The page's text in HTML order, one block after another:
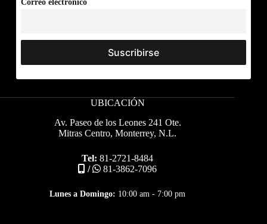
UBICACIÓN
Av. Paseo de los Leones 241 Ote.
Mitras Centro, Monterrey, N.L.
Tel: 81-2721-8484
/
81-3862-7096
Lunes a Domingo: 10:00 am - 7:00 pm